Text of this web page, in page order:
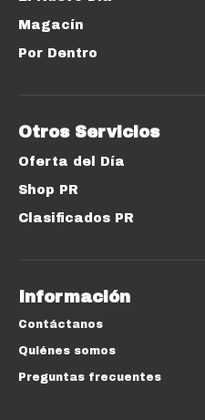
Magacín
Por Dentro
Otros Servicios
Oferta del Día
Shop PR
Clasificados PR
Información
Contáctanos
Quiénes somos
Preguntas frecuentes